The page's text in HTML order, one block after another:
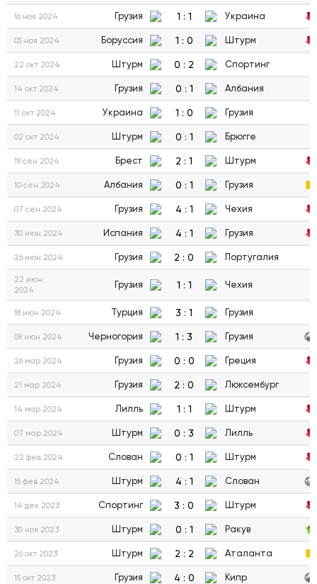
16 ноя 2024 Грузия 1 : 1 Украина
05 ноя 2024 Боруссия 1 : 0 Штурм
22 окт 2024 Штурм 0 : 2 Спортинг
14 окт 2024 Грузия 0 : 1 Албания
11 окт 2024 Украина 1 : 0 Грузия
02 окт 2024 Штурм 0 : 1 Брюгге
19 сен 2024 Брест 2 : 1 Штурм
10 сен 2024 Албания 0 : 1 Грузия
07 сен 2024 Грузия 4 : 1 Чехия
30 июн 2024 Испания 4 : 1 Грузия
26 июн 2024 Грузия 2 : 0 Португалия
22 июн
2024
Грузия 1 : 1 Чехия
18 июн 2024 Турция 3 : 1 Грузия
09 июн 2024 Черногория 1 : 3 Грузия
26 мар 2024 Грузия 0 : 0 Греция
21 мар 2024 Грузия 2 : 0 Люксембург
14 мар 2024 Лилль 1 : 1 Штурм
07 мар 2024 Штурм 0 : 3 Лилль
22 фев 2024 Слован 0 : 1 Штурм
15 фев 2024 Штурм 4 : 1 Слован
14 дек 2023 Спортинг 3 : 0 Штурм
30 ноя 2023 Штурм 0 : 1 Ракув
26 окт 2023 Штурм 2 : 2 Аталанта
15 окт 2023 Грузия 4 : 0 Кипр